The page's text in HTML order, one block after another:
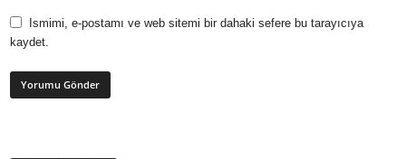
Ismimi, e-postamı ve web sitemi bir dahaki sefere bu tarayıcıya
kaydet.